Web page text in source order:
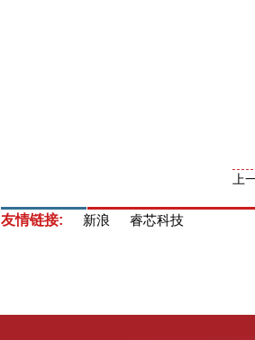
上
友情链接: 新浪 睿芯科技